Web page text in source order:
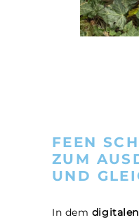
FEEN
ZUM
UND
In dem